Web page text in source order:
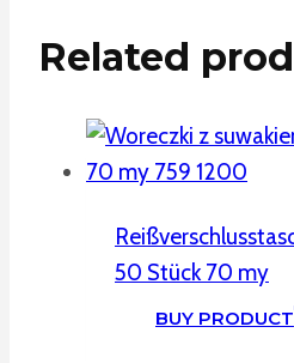
Related
50 Stück 70 my
BUY PRODUCT